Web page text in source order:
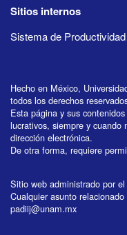
Sitios internos
Sistema de
Hecho en México,
todos los derechos
Esta página y sus
lucrativos, siempre y
dirección electrónica.
De otra forma, requiere
Sitio web administrado por
Cualquier asunto
padiij@unam.mx